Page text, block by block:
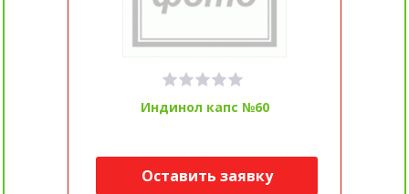
Индинол капс №60
Оставить заявку